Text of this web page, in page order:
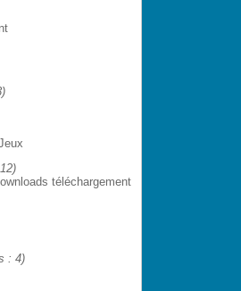
téléchargement
: 4)